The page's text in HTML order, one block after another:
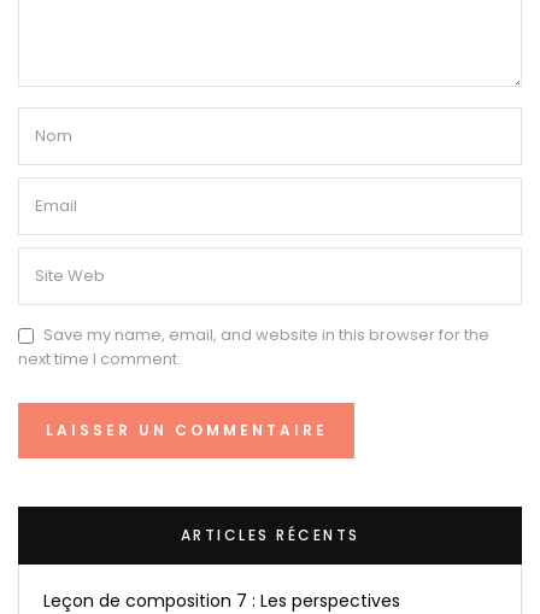
Save my name, email, and website in this browser for the
next time I comment.
ARTICLES RÉCENTS
Leçon de composition 7 : Les perspectives